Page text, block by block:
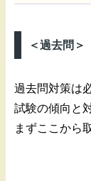
＜過去問＞
過去問対策は
試験の傾向と
まずここから